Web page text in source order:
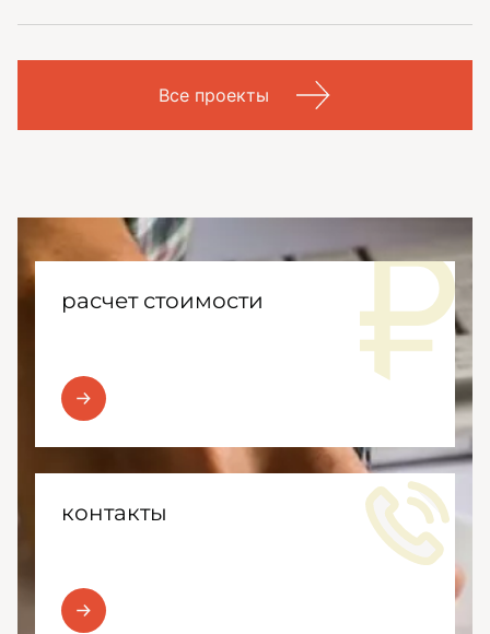
Все проекты
расчет стоимости
контакты